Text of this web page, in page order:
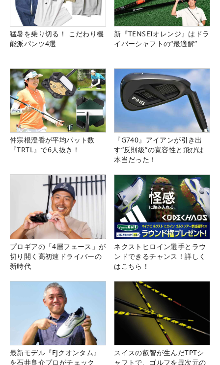
猛暑を乗り切る！ こだわり機
能派パンツ4選
新『TENSEIオレンジ』はドラ
イバーシャフトの“最適解”
仲宗根澄香が平均パット数
『TRTL』で6人抜き！
『G740』アイアンが引き出
す“反則級”の寛容性と飛びは
本当だった！
プロギアの「4層フェース」が
切り開く高初速ドライバーの
新時代
ネクストヒロイン選手とラウ
ンドできるチャンス！詳しく
はこちら！
最新モデル『FJクオンタム』
を石井良介プロがチェック
スイスの叡智が生んだTPTシ
ャフトで、ゴルフを異次元の